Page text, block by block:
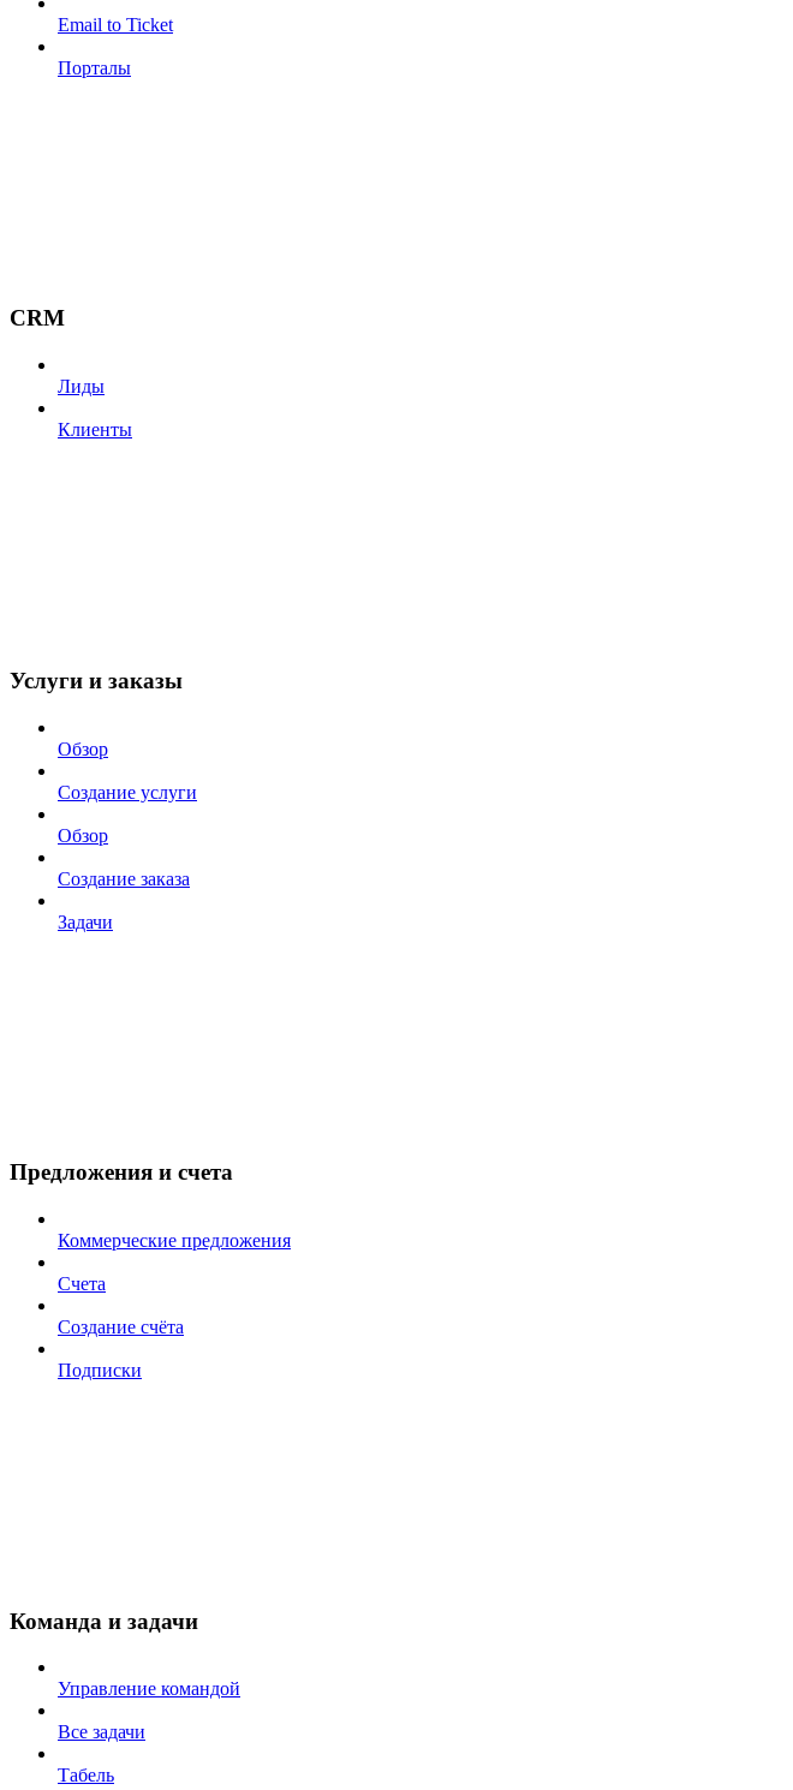
Email to Ticket
Порталы
CRM
Лиды
Клиенты
Услуги и заказы
Обзор
Создание услуги
Обзор
Создание заказа
Задачи
Предложения и счета
Коммерческие предложения
Счета
Создание счёта
Подписки
Команда и задачи
Управление командой
Все задачи
Табель